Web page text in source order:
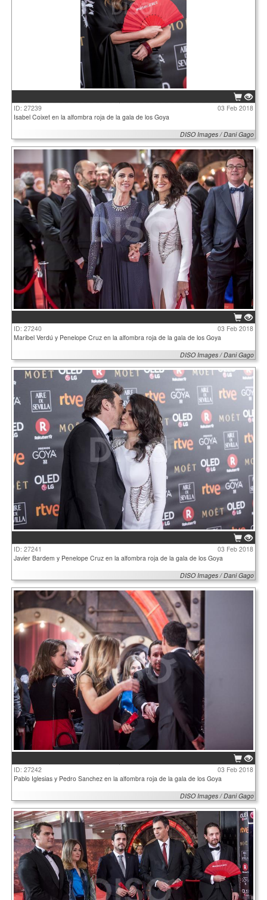
ID: 27239
03 Feb 2018
Isabel Coixet en la alfombra roja de la gala de los Goya
DISO Images / Dani Gago
ID: 27240
03 Feb 2018
Maribel Verdú y Penelope Cruz en la alfombra roja de la gala de los Goya
DISO Images / Dani Gago
ID: 27241
03 Feb 2018
Javier Bardem y Penelope Cruz en la alfombra roja de la gala de los Goya
DISO Images / Dani Gago
ID: 27242
03 Feb 2018
Pablo Iglesias y Pedro Sanchez en la alfombra roja de la gala de los Goya
DISO Images / Dani Gago